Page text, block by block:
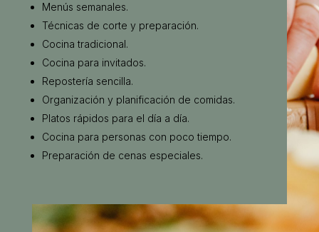
Menús semanales.
Técnicas de corte y preparación.
Cocina tradicional.
Cocina para invitados.
Repostería sencilla.
Organización y planificación de comidas.
Platos rápidos para el día a día.
Cocina para personas con poco tiempo.
Preparación de cenas especiales.